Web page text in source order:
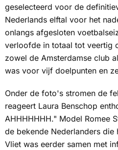
geselecteerd voor de
Nederlands elftal voor het
onlangs afgesloten
verloofde in totaal tot veertig
zowel de Amsterdamse club
was voor vijf doelpunten en
Onder de foto's stromen de
reageert Laura Benschop
AHHHHHHH." Model Romee
de bekende Nederlanders die
Vliet was eerder samen met